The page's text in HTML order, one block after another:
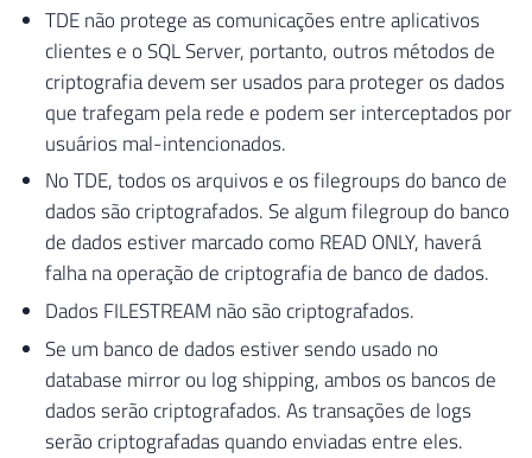
TDE não protege as comunicações entre aplicativos
clientes e o SQL Server, portanto, outros métodos de
criptografia devem ser usados ​​para proteger os dados
que trafegam pela rede e podem ser interceptados por
usuários mal-intencionados.
No TDE, todos os arquivos e os filegroups do banco de
dados são criptografados. Se algum filegroup do banco
de dados estiver marcado como READ ONLY, haverá
falha na operação de criptografia de banco de dados.
Dados FILESTREAM não são criptografados.
Se um banco de dados estiver sendo usado no
database mirror ou log shipping, ambos os bancos de
dados serão criptografados. As transações de logs
serão criptografadas quando enviadas entre eles.